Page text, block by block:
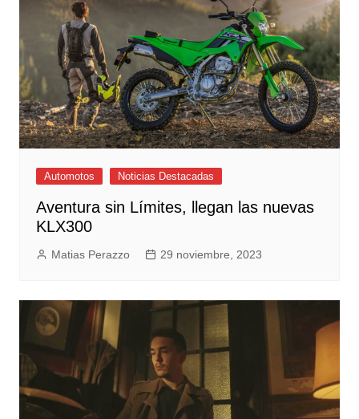
Automotos Noticias Destacadas
Aventura sin Límites, llegan las nuevas
KLX300
Matias Perazzo 29 noviembre, 2023